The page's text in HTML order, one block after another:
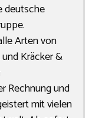
deutsche
Arten von
Kräcker &
Rechnung und
mit vielen